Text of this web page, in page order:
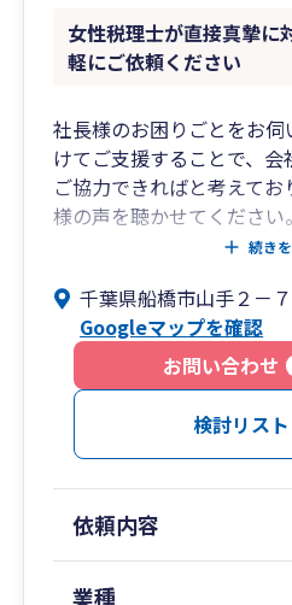
税金の節税はもちろん、
率化もご提案いたします。
大規模法人での経理業務を
などの経営実務でも貢献で
女性税理士が直接真摯に
軽にご依頼ください
社長様のお困りごとをお
けてご支援することで、
ご協力できればと考えて
様の声を聴かせてください
その声に寄り添った柔軟な
続き
千葉県船橋市山手２－
Googleマップを確認
お問い合わせ
検討リス
依頼内容
業種